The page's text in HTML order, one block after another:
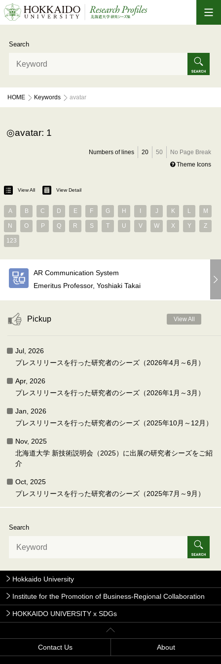
Search
HOME Keywords avatar
avatar: 1
Numbers of lines 20 50
No Page Break
Theme Icons
View All View Detail
A B C D E F G H J K L M
N O P Q R S T U V W X Y Z
123
AR Communication System
Emeritus Professor, Yoshiaki Takai
Pickup View All
Jul, 2026
プレスリリースを行った研究者のシーズ（2026年4月～6月）
Apr, 2026
プレスリリースを行った研究者のシーズ（2026年1月～3月）
Jan, 2026
プレスリリースを行った研究者のシーズ（2025年10月～12月）
Nov, 2025
北海道大学 新技術説明会（2025）に出展の研究者シーズをご紹
介
Oct, 2025
プレスリリースを行った研究者のシーズ（2025年7月～9月）
Search
Hokkaido University
Institute for the Promotion of Business-Regional Collaboration
HOKKAIDO UNIVERSITY x SDGs
Contact Us About